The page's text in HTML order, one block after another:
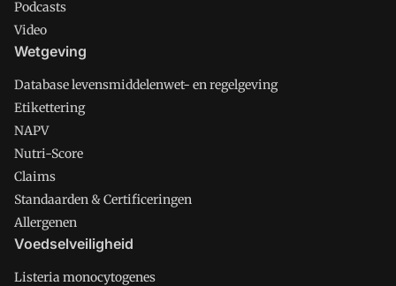
Podcasts
Video
Wetgeving
Database levensmiddelenwet- en regelgeving
Etikettering
NAPV
Nutri-Score
Claims
Standaarden & Certificeringen
Allergenen
Voedselveiligheid
Listeria monocytogenes